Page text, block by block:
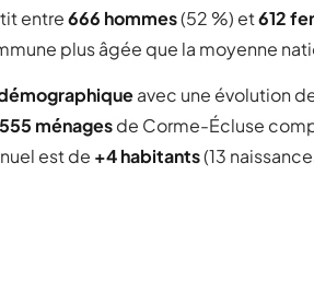
entre666 hommes(52 %) et612
plus âgée que la moyenne
avec une évolution
555 ménagesde Corme-Écluse
est de +4 habitants(13